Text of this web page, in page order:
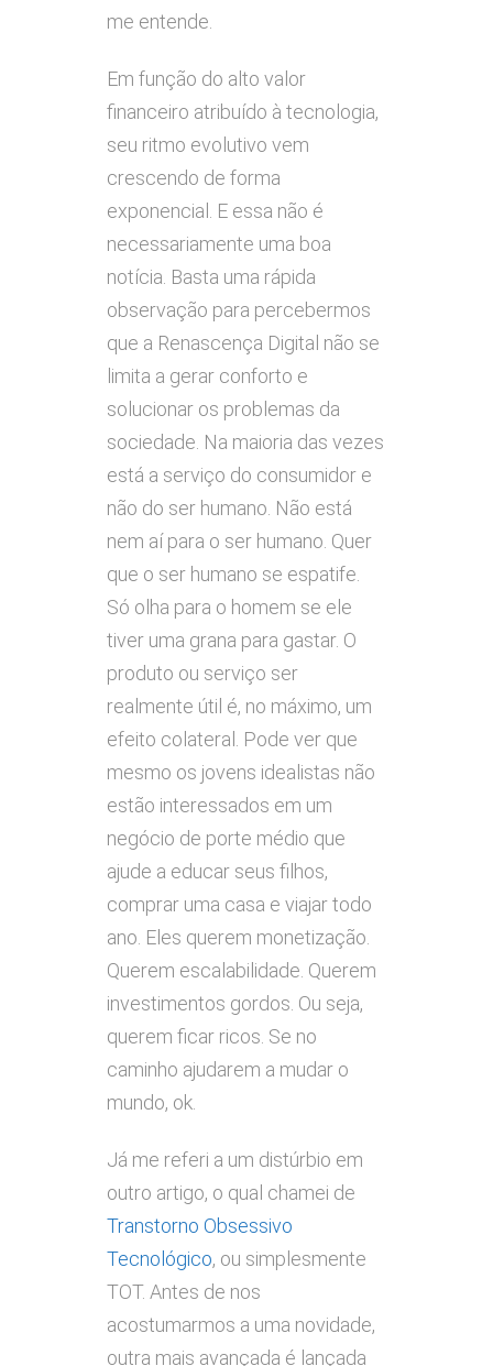
me entende.
Em função do alto valor
financeiro atribuído à tecnologia,
seu ritmo evolutivo vem
crescendo de forma
exponencial. E essa não é
necessariamente uma boa
notícia. Basta uma rápida
observação para percebermos
que a Renascença Digital não se
limita a gerar conforto e
solucionar os problemas da
sociedade. Na maioria das vezes
está a serviço do consumidor e
não do ser humano. Não está
nem aí para o ser humano. Quer
que o ser humano se espatife.
Só olha para o homem se ele
tiver uma grana para gastar. O
produto ou serviço ser
realmente útil é, no máximo, um
efeito colateral. Pode ver que
mesmo os jovens idealistas não
estão interessados em um
negócio de porte médio que
ajude a educar seus filhos,
comprar uma casa e viajar todo
ano. Eles querem monetização.
Querem escalabilidade. Querem
investimentos gordos. Ou seja,
querem ficar ricos. Se no
caminho ajudarem a mudar o
mundo, ok.
Já me referi a um distúrbio em
outro artigo, o qual chamei de
Transtorno Obsessivo
Tecnológico, ou simplesmente
TOT. Antes de nos
acostumarmos a uma novidade,
outra mais avançada é lançada